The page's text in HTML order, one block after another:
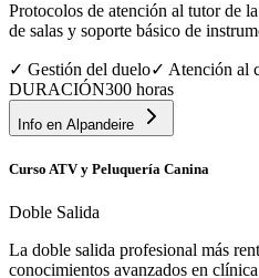
Protocolos de atención al tutor de
de salas y soporte básico de
✓ Gestión del duelo✓ Atención al
DURACIÓN300 horas
Info en Alpandeire
Curso ATV y Peluquería Canina
Doble Salida
La doble salida profesional más
conocimientos avanzados en